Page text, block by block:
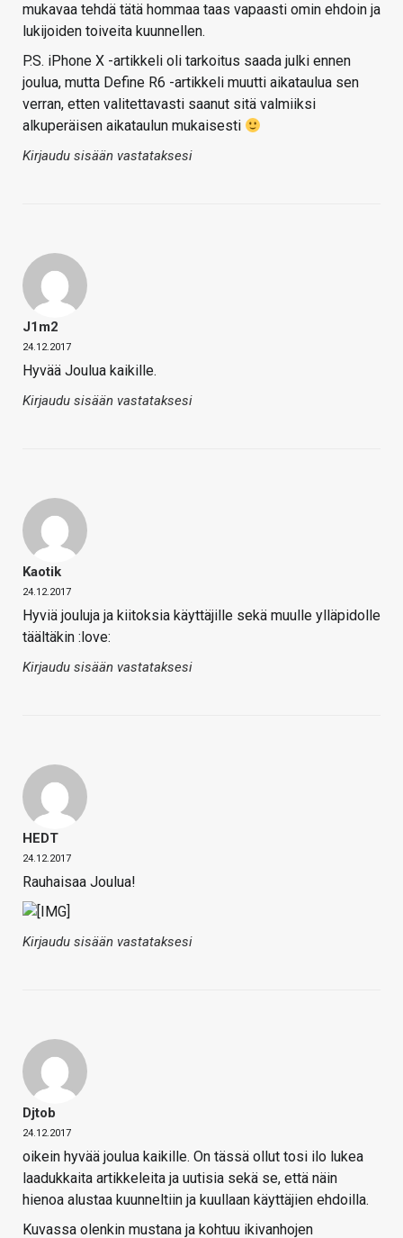
mukavaa tehdä tätä hommaa taas vapaasti omin ehdoin ja
lukijoiden toiveita kuunnellen.
P.S. iPhone X -artikkeli oli tarkoitus saada julki ennen
joulua, mutta Define R6 -artikkeli muutti aikataulua sen
verran, etten valitettavasti saanut sitä valmiiksi
alkuperäisen aikataulun mukaisesti
Kirjaudu sisään vastataksesi
J1m2
24.12.2017
Hyvää Joulua kaikille.
Kirjaudu sisään vastataksesi
Kaotik
24.12.2017
Hyviä jouluja ja kiitoksia käyttäjille sekä muulle ylläpidolle
täältäkin :love:
Kirjaudu sisään vastataksesi
HEDT
24.12.2017
Rauhaisaa Joulua!
Kirjaudu sisään vastataksesi
Djtob
24.12.2017
oikein hyvää joulua kaikille. On tässä ollut tosi ilo lukea
laadukkaita artikkeleita ja uutisia sekä se, että näin
hienoa alustaa kuunneltiin ja kuullaan käyttäjien ehdoilla.
Kuvassa olenkin mustana ja kohtuu ikivanhojen